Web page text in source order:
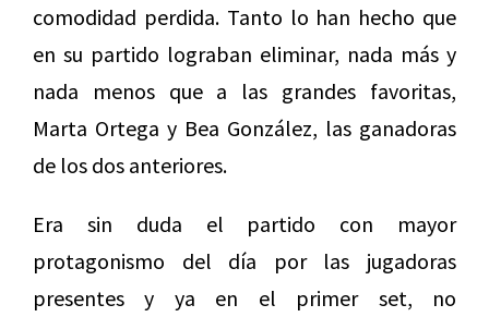
comodidad perdida. Tanto lo han hecho que
en su partido lograban eliminar, nada más y
nada menos que a las grandes favoritas,
Marta Ortega y Bea González, las ganadoras
de los dos anteriores.
Era sin duda el partido con mayor
protagonismo del día por las jugadoras
presentes y ya en el primer set, no